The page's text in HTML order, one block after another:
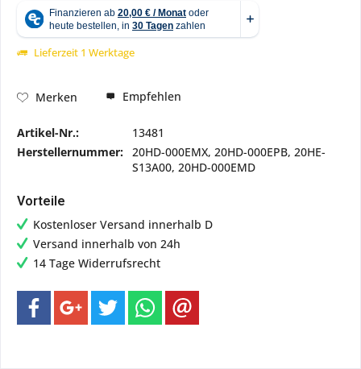
Lieferzeit 1 Werktage
Merken Empfehlen
Artikel-Nr.:
13481
Herstellernummer: 20HD-000EMX, 20HD-000EPB, 20HE-
S13A00, 20HD-000EMD
Vorteile
Kostenloser Versand innerhalb D
Versand innerhalb von 24h
14 Tage Widerrufsrecht